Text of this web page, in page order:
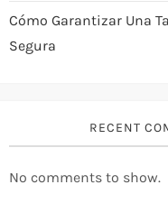
Cómo Garantizar Una
Segura
RECENT
No comments to show.